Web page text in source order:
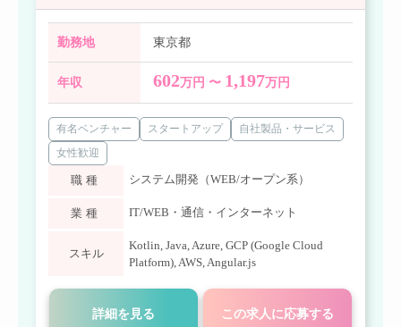
勤務地 東京都
年収 602万円 〜 1,197万円
有名ベンチャー スタートアップ
自社製品・サービス
女性歓迎
職種 システム開発（WEB/オープン系）
業種 IT/WEB・通信・インターネット
スキル
Kotlin, Java,Azure, GCP (Google Cloud
Platform),AWS,Angular.js
詳細を見る この求人に応募する